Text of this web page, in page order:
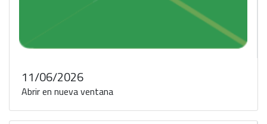
11/06/2026
Abrir en nueva ventana